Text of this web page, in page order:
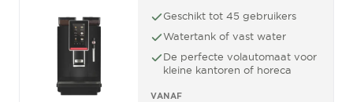
Geschikt tot 45 gebruikers
Watertank of vast water
De perfecte volautomaat voor
kleine kantoren of horeca
VANAF